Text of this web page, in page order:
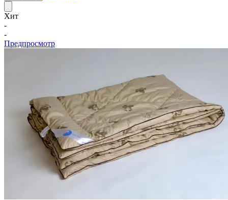
Хит
-
-
Предпросмотр